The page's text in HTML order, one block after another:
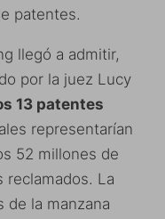
patentes.
llegó a admitir,
por la juez Lucy
13 patentes
representarían
52 millones de
La
de la manzana